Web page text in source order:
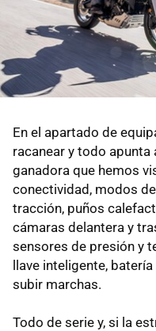
En el apartado de
racanear y todo
ganadora que hemos
conectividad, modos
tracción, puños
cámaras delantera y
sensores de presión y
llave inteligente,
subir marchas.
Todo de serie y, si la